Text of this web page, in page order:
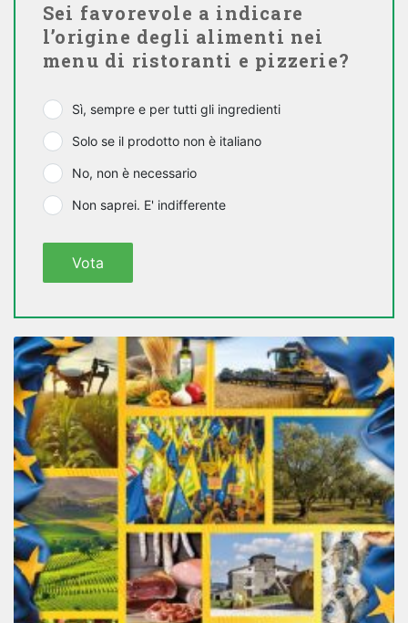
Sei favorevole a indicare
l’origine degli alimenti nei
menu di ristoranti e pizzerie?
Sì, sempre e per tutti gli ingredienti
Solo se il prodotto non è italiano
No, non è necessario
Non saprei. E' indifferente
Vota